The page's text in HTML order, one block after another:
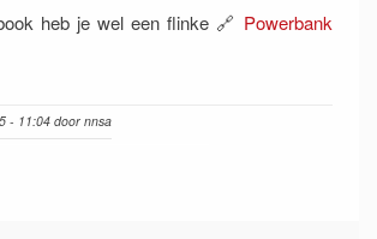
heb je wel een flinke 🔗 Powerbank
- 11:04 door nnsa